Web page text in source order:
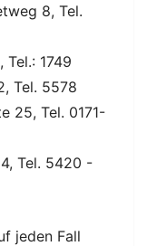
8, Tel.
Tel.: 1749
Tel. 5578
25, Tel. 0171-
Tel. 5420 -
jeden Fall